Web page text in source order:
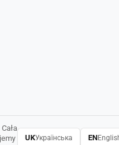
UKУкраїнська EN